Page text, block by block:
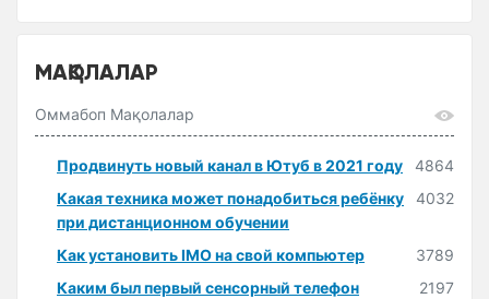
МАҚОЛАЛАР
Оммабоп Мақолалар
Продвинуть новый канал в Ютуб в 2021 году
4864
Какая техника может понадобиться ребёнку
при дистанционном обучении
4032
Как установить IMO на свой компьютер
3789
Каким был первый сенсорный телефон
2197